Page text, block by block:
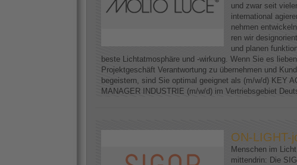
und zwar seit
international
nehmen
ren wir
und planen
beste Lichtatmosphäre und -wirkung. Wenn Sie es
Projektgeschäft Verantwortung zu übernehmen und
begeistern, sind Sie optimal geeignet als (m/w/d) KEY
MANAGER INDUSTRIE (m/w/d) im Vertriebsgebiet
ON-LIGHT-
Menschen im
mittendrin: Die